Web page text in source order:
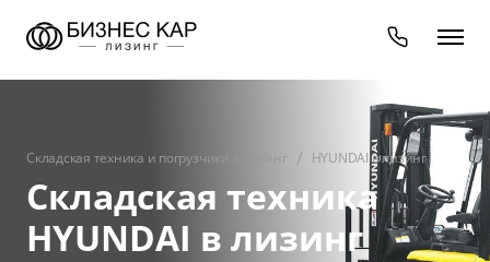
Складская техника и погрузчики в лизинг HYUNDAI в лизинг
Складская техника
HYUNDAI в лизинг